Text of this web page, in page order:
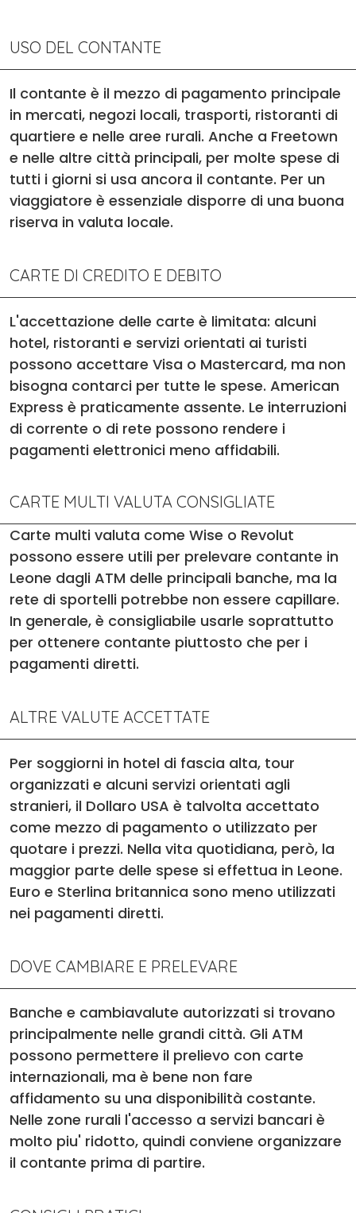
USO DEL CONTANTE
Il contante è il mezzo di pagamento principale
in mercati, negozi locali, trasporti, ristoranti di
quartiere e nelle aree rurali. Anche a Freetown
e nelle altre città principali, per molte spese di
tutti i giorni si usa ancora il contante. Per un
viaggiatore è essenziale disporre di una buona
riserva in valuta locale.
CARTE DI CREDITO E DEBITO
L'accettazione delle carte è limitata: alcuni
hotel, ristoranti e servizi orientati ai turisti
possono accettare Visa o Mastercard, ma non
bisogna contarci per tutte le spese. American
Express è praticamente assente. Le interruzioni
di corrente o di rete possono rendere i
pagamenti elettronici meno affidabili.
CARTE MULTI VALUTA CONSIGLIATE
Carte multi valuta come Wise o Revolut
possono essere utili per prelevare contante in
Leone dagli ATM delle principali banche, ma la
rete di sportelli potrebbe non essere capillare.
In generale, è consigliabile usarle soprattutto
per ottenere contante piuttosto che per i
pagamenti diretti.
ALTRE VALUTE ACCETTATE
Per soggiorni in hotel di fascia alta, tour
organizzati e alcuni servizi orientati agli
stranieri, il Dollaro USA è talvolta accettato
come mezzo di pagamento o utilizzato per
quotare i prezzi. Nella vita quotidiana, però, la
maggior parte delle spese si effettua in Leone.
Euro e Sterlina britannica sono meno utilizzati
nei pagamenti diretti.
DOVE CAMBIARE E PRELEVARE
Banche e cambiavalute autorizzati si trovano
principalmente nelle grandi città. Gli ATM
possono permettere il prelievo con carte
internazionali, ma è bene non fare
affidamento su una disponibilità costante.
Nelle zone rurali l'accesso a servizi bancari è
molto piu' ridotto, quindi conviene organizzare
il contante prima di partire.